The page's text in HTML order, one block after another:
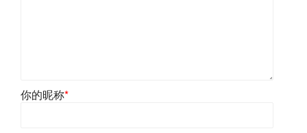
你的昵称*